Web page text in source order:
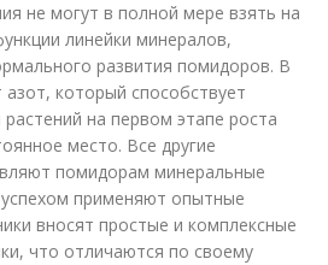
не могут в полной мере взять на
линейки минералов,
развития помидоров. В
азот, который способствует
на первом этапе роста
место. Все другие
помидорам минеральные
применяют опытные
вносят простые и комплексные
что отличаются по своему